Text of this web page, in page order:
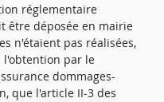
réglementaire
être déposée en mairie
n'étaient pas réalisées,
l'obtention par le
dommages-
que l'article II-3 des